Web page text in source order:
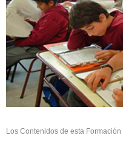
Los Contenidos de esta